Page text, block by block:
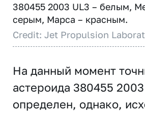
380455 2003 UL3 – белым,
серым, Марса – красным.
Credit: Jet Propulsion
На данный момент
астероида 380455
определен, однако,